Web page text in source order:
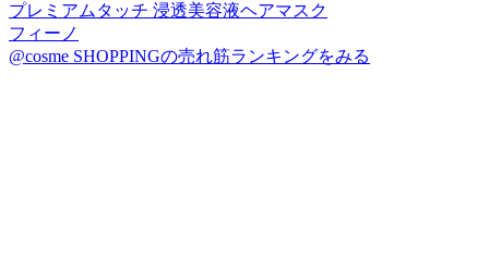
プレミアムタッチ 浸透美容液ヘアマスク
フィーノ
@cosme SHOPPINGの売れ筋ランキングをみる